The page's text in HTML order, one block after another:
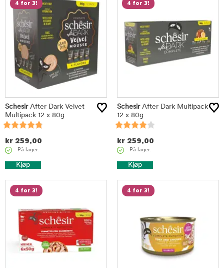
4 for 3!
SchesirAfter Dark Velvet
Multipack 12 x 80g
kr 259,00
På lager.
Kjøp
4 for 3!
SchesirAfter Dark Multipack
12 x 80g
kr 259,00
På lager.
Kjøp
4 for 3! 4 for 3!